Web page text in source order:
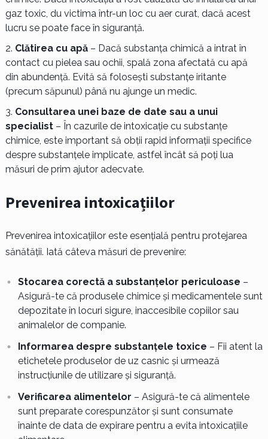
gaz toxic, du victima într-un loc cu aer curat, dacă acest
lucru se poate face în siguranță.
Clătirea cu apă– Dacă substanța chimică a intrat în
contact cu pielea sau ochii, spală zona afectată cu apă
din abundență. Evită să folosești substanțe iritante
(precum săpunul) până nu ajunge un medic.
Consultarea unei baze de date sau a unui
specialist– În cazurile de intoxicație cu substanțe
chimice, este important să obții rapid informații specifice
despre substanțele implicate, astfel încât să poți lua
măsuri de prim ajutor adecvate.
Prevenirea intoxicațiilor
Prevenirea intoxicațiilor este esențială pentru protejarea
sănătății. Iată câteva măsuri de prevenire:
Stocarea corectă a substanțelor periculoase –
Asigură-te că produsele chimice și medicamentele sunt
depozitate în locuri sigure, inaccesibile copiilor sau
animalelor de companie.
Informarea despre substanțele toxice – Fii atent la
etichetele produselor de uz casnic și urmează
instrucțiunile de utilizare și siguranță.
Verificarea alimentelor – Asigură-te că alimentele
sunt preparate corespunzător și sunt consumate
înainte de data de expirare pentru a evita intoxicațiile